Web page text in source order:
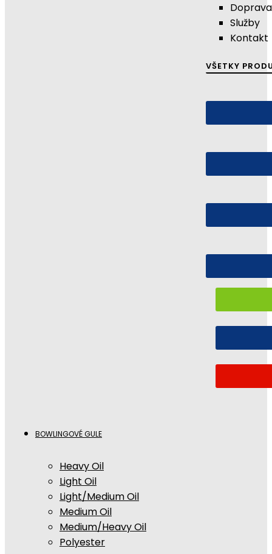
Služby
Kontakt
VŠETKY
BOWLINGOVÉ GULE
Heavy Oil
Light Oil
Light/Medium Oil
Medium Oil
Medium/Heavy Oil
Polyester